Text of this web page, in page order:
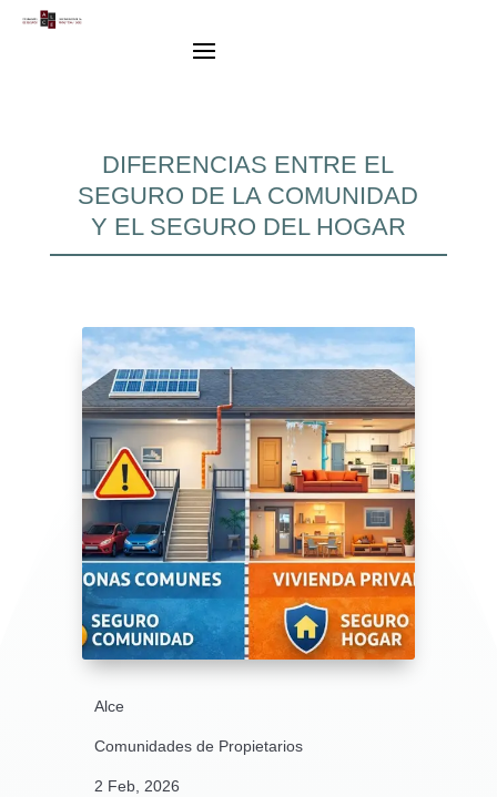
DIFERENCIAS ENTRE EL
SEGURO DE LA COMUNIDAD
Y EL SEGURO DEL HOGAR
Alce
Comunidades de Propietarios
2 Feb, 2026